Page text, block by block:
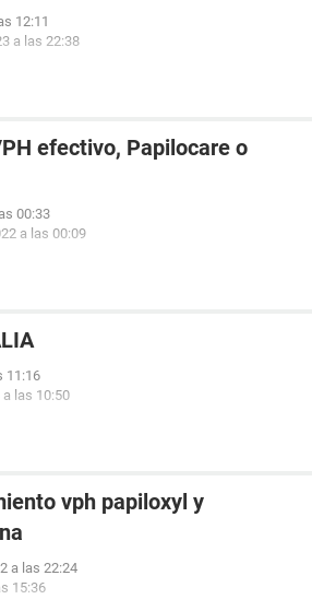
12:11
a las 22:38
efectivo, Papilocare o
00:33
a las 00:09
11:16
las 10:50
vph papiloxyl y
a las 22:24
15:36